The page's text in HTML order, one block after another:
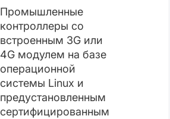
Промышленные
контроллеры со
встроенным 3G или
4G модулем на базе
операционной
системы Linux и
предустановленным
сертифицированным